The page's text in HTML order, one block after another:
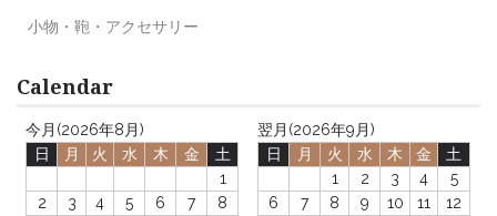
小物・鞄・アクセサリー
Calendar
今月(2026年8月)
日
月 火 水 木 金
土
1
2
3 4 5 6 7
8
翌月(2026年9月)
日
月 火 水 木 金
土
1
2 3 4
5
6
7 8 9 10 11
12